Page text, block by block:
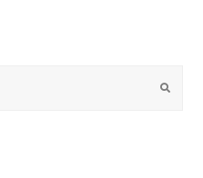
Submit